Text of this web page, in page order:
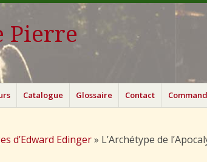
Pierre
Catalogue Glossaire Contact
d’Edward Edinger» L’Archétype de